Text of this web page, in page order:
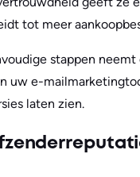
tot meer
stappen
uw e-
laten zien.